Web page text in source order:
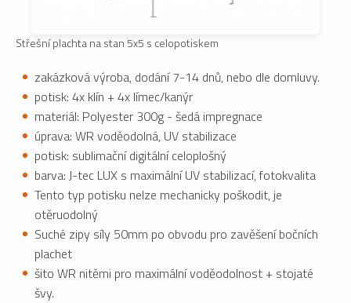
Střešní plachta na stan 5x5 s celopotiskem
zakázková výroba, dodání 7-14 dnů, nebo dle domluvy.
potisk: 4x klín + 4x límec/kanýr
materiál: Polyester 300g - šedá impregnace
úprava: WR voděodolná, UV stabilizace
potisk: sublimační digitální celoplošný
barva: J-tec LUX s maximální UV stabilizací, fotokvalita
Tento typ potisku nelze mechanicky poškodit, je
otěruodolný
Suché zipy síly 50mm po obvodu pro zavěšení bočních
plachet
šito WR nitěmi pro maximální voděodolnost + stojaté
švy.